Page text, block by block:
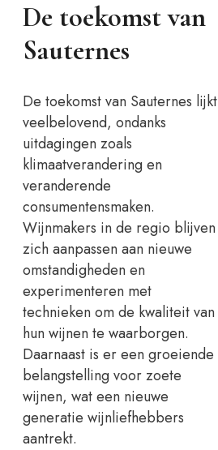
De toekomst van
Sauternes
De toekomst van Sauternes lijkt
veelbelovend, ondanks
uitdagingen zoals
klimaatverandering en
veranderende
consumentensmaken.
Wijnmakers in de regio blijven
zich aanpassen aan nieuwe
omstandigheden en
experimenteren met
technieken om de kwaliteit van
hun wijnen te waarborgen.
Daarnaast is er een groeiende
belangstelling voor zoete
wijnen, wat een nieuwe
generatie wijnliefhebbers
aantrekt.